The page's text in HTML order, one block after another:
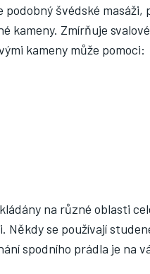
švédské masáži,
kameny. Zmírňuje svalové
kameny může pomoci:
na různé oblasti
Někdy se používají
spodního prádla je na